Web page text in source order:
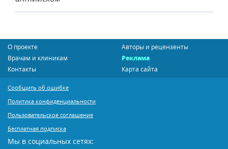
О проекте
Авторы и рецензенты
Врачам и клиникам
Реклама
Контакты
Карта сайта
Сообщить об ошибке
Политика конфиденциальности
Пользовательское соглашение
Бесплатная подписка
Мы в социальных сетях: